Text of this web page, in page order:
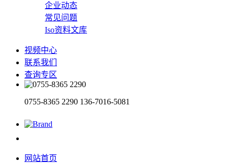
企业动态
常见问题
Iso资料文库
视频中心
联系我们
查询专区
0755-8365 2290 136-7016-5081
网站首页